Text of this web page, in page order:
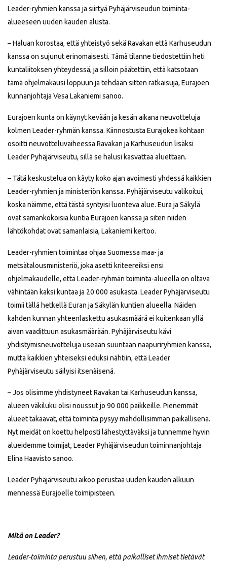
Leader-ryhmien kanssa ja siirtyä Pyhäjärviseudun toiminta-
alueeseen uuden kauden alusta.
– Haluan korostaa, että yhteistyö sekä Ravakan että Karhuseudun
kanssa on sujunut erinomaisesti. Tämä tilanne tiedostettiin heti
kuntaliitoksen yhteydessä, ja silloin päätettiin, että katsotaan
tämä ohjelmakausi loppuun ja tehdään sitten ratkaisuja, Eurajoen
kunnanjohtaja Vesa Lakaniemi sanoo.
Eurajoen kunta on käynyt kevään ja kesän aikana neuvotteluja
kolmen Leader-ryhmän kanssa. Kiinnostusta Eurajokea kohtaan
osoitti neuvotteluvaiheessa Ravakan ja Karhuseudun lisäksi
Leader Pyhäjärviseutu, sillä se halusi kasvattaa aluettaan.
– Tätä keskustelua on käyty koko ajan avoimesti yhdessä kaikkien
Leader-ryhmien ja ministeriön kanssa. Pyhäjärviseutu valikoitui,
koska näimme, että tästä syntyisi luonteva alue. Eura ja Säkylä
ovat samankokoisia kuntia Eurajoen kanssa ja siten niiden
lähtökohdat ovat samanlaisia, Lakaniemi kertoo.
Leader-ryhmien toimintaa ohjaa Suomessa maa- ja
metsätalousministeriö, joka asetti kriteereiksi ensi
ohjelmakaudelle, että Leader-ryhmän toiminta-alueella on oltava
vähintään kaksi kuntaa ja 20 000 asukasta. Leader Pyhäjärviseutu
toimii tällä hetkellä Euran ja Säkylän kuntien alueella. Näiden
kahden kunnan yhteenlaskettu asukasmäärä ei kuitenkaan yllä
aivan vaadittuun asukasmäärään. Pyhäjärviseutu kävi
yhdistymisneuvotteluja useaan suuntaan naapuriryhmien kanssa,
mutta kaikkien yhteiseksi eduksi nähtiin, että Leader
Pyhäjärviseutu säilyisi itsenäisenä.
– Jos olisimme yhdistyneet Ravakan tai Karhuseudun kanssa,
alueen väkiluku olisi noussut jo 90 000 paikkeille. Pienemmät
alueet takaavat, että toiminta pysyy mahdollisimman paikallisena.
Nyt meidät on koettu helposti lähestyttäväksi ja tunnemme hyvin
alueidemme toimijat, Leader Pyhäjärviseudun toiminnanjohtaja
Elina Haavisto sanoo.
Leader Pyhäjärviseutu aikoo perustaa uuden kauden alkuun
mennessä Eurajoelle toimipisteen.
Mitä on Leader?
Leader-toiminta perustuu siihen, että paikalliset ihmiset tietävät